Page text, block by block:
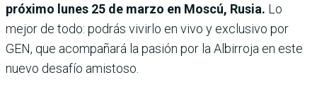
próximo lunes 25 de marzo en Moscú, Rusia. Lo
mejor de todo: podrás vivirlo en vivo y exclusivo por
GEN, que acompañará la pasión por la Albirroja en este
nuevo desafío amistoso.